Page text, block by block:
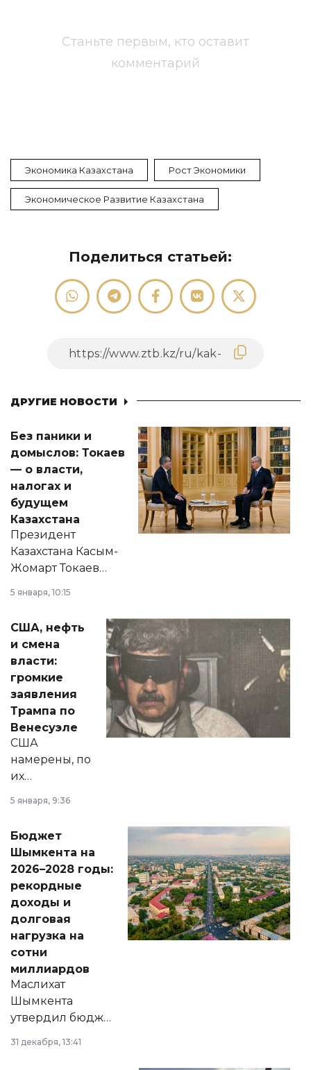
Станьте первым, кто оставит
комментарий
Экономика Казахстана Рост Экономики
Экономическое Развитие Казахстана
Поделиться статьей:
ДРУГИЕ НОВОСТИ
Без паники и
домыслов: Токаев
— о власти,
налогах и
будущем
Казахстана
Президент
Казахстана Касым-
Жомарт Токаев
сразу несколько
актуальных тем —
от слухов о
политических
реформах до
вопросов армии,
экономики и
личного здоровья.
5 января, 10:15
США, нефть
и смена
власти:
громкие
заявления
Трампа по
Венесуэле
США
намерены, по
их
принести
народу
Венесуэлы.
5 января, 9:36
Бюджет
Шымкента на
2026–2028 годы:
рекордные
доходы и
долговая
нагрузка на
сотни
миллиардов
Маслихат
Шымкента
утвердил бюджет
города на 2026–
2028 годы.
31 декабря, 13:41